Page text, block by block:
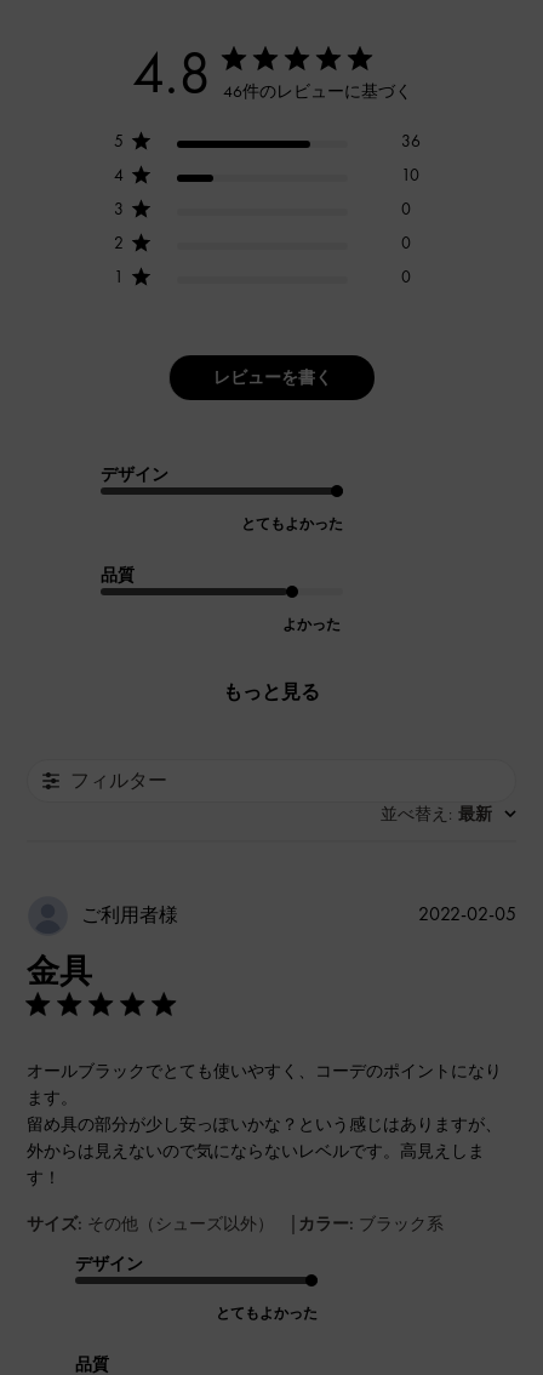
4.8 46件のレビューに基づく
5
36
4
10
3
0
2
0
1
0
レビューを書く
デザイン
とてもよかった
品質
よかった
もっと見る
フィルター
並べ替え : 最新
ご利用者様
金具
オールブラックでとても使いやすく、コーデのポイントになり
ます。
留め具の部分が少し安っぽいかな？という感じはありますが、
外からは見えないので気にならないレベルです。高見えしま
す！
サイズ: その他（シューズ以外） | カラー: ブラック系
デザイン
とてもよかった
品質
公
2022-02-05